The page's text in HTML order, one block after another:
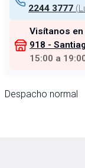
2244 3777 (
Visítanos
918 -
15:00 a
Despacho normal